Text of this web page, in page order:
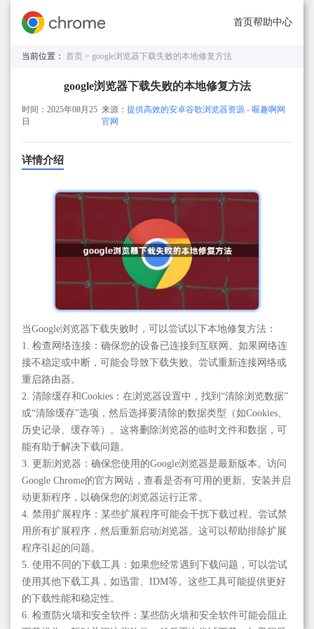
首页帮助中心
当前位置： 首页 > google浏览器下载失败的本地修复方法
google浏览器下载失败的本地修复方法
时间：2025年08月25
日
来源：提供高效的安卓谷歌浏览器资源 - 喔趣啊网
官网
详情介绍
当Google浏览器下载失败时，可以尝试以下本地修复方法：
1. 检查网络连接：确保您的设备已连接到互联网。如果网络连
接不稳定或中断，可能会导致下载失败。尝试重新连接网络或
重启路由器。
2. 清除缓存和Cookies：在浏览器设置中，找到“清除浏览数据”
或“清除缓存”选项，然后选择要清除的数据类型（如Cookies、
历史记录、缓存等）。这将删除浏览器的临时文件和数据，可
能有助于解决下载问题。
3. 更新浏览器：确保您使用的Google浏览器是最新版本。访问
Google Chrome的官方网站，查看是否有可用的更新。安装并启
动更新程序，以确保您的浏览器运行正常。
4. 禁用扩展程序：某些扩展程序可能会干扰下载过程。尝试禁
用所有扩展程序，然后重新启动浏览器。这可以帮助排除扩展
程序引起的问题。
5. 使用不同的下载工具：如果您经常遇到下载问题，可以尝试
使用其他下载工具，如迅雷、IDM等。这些工具可能提供更好
的下载性能和稳定性。
6. 检查防火墙和安全软件：某些防火墙和安全软件可能会阻止